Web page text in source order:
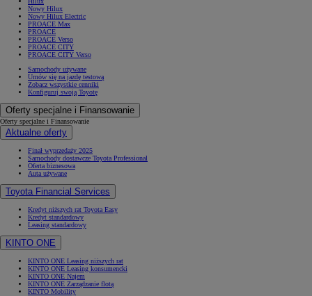
Nowy Hilux
Nowy Hilux Electric
PROACE Max
PROACE
PROACE Verso
PROACE CITY
PROACE CITY Verso
Samochody używane
Umów się na jazdę testową
Zobacz wszystkie cenniki
Konfiguruj swoją Toyotę
Oferty specjalne i Finansowanie
Oferty specjalne i Finansowanie
Aktualne oferty
Finał wyprzedaży 2025
Samochody dostawcze Toyota Professional
Oferta biznesowa
Auta używane
Toyota Financial Services
Kredyt niższych rat Toyota Easy
Kredyt standardowy
Leasing standardowy
KINTO ONE
KINTO ONE Leasing niższych rat
KINTO ONE Leasing konsumencki
KINTO ONE Najem
KINTO ONE Zarządzanie flotą
KINTO Mobility